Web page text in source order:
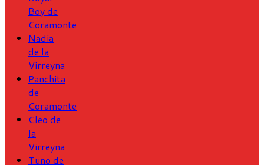
Boy de
Coramonte
Nadia
de la
Virreyna
Panchita
de
Coramonte
Cleo de
la
Virreyna
Tuno de